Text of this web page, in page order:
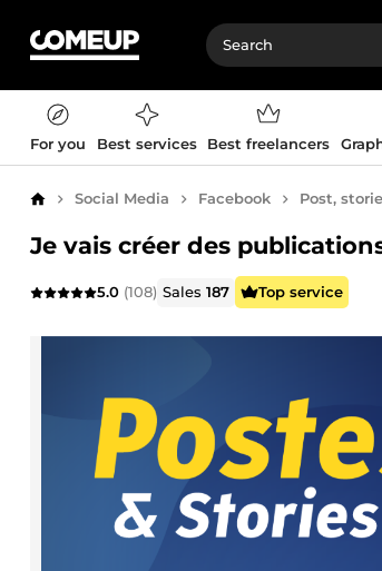
For you Best services Best freelancers
Home Social Media Facebook Post,
Je vais créer des
5.0 (108) Sales187 Top service